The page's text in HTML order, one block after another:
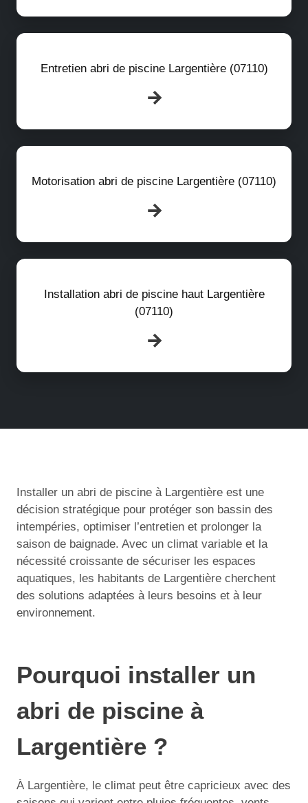
Entretien abri de piscine Largentière (07110)
Motorisation abri de piscine Largentière (07110)
Installation abri de piscine haut Largentière
(07110)
Installer un abri de piscine à Largentière est une
décision stratégique pour protéger son bassin des
intempéries, optimiser l’entretien et prolonger la
saison de baignade. Avec un climat variable et la
nécessité croissante de sécuriser les espaces
aquatiques, les habitants de Largentière cherchent
des solutions adaptées à leurs besoins et à leur
environnement.
Pourquoi installer un
abri de piscine à
Largentière ?
À Largentière, le climat peut être capricieux avec des